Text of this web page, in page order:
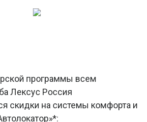
программы всем
Лексус Россия
скидки на системы комфорта и